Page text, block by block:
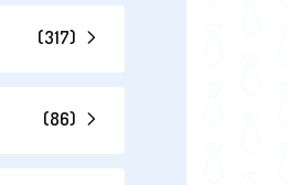
(317)
(86)